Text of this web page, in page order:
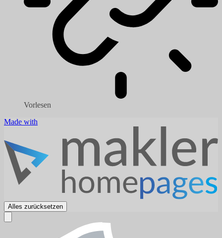
Vorlesen
Made with
Alles zurücksetzen